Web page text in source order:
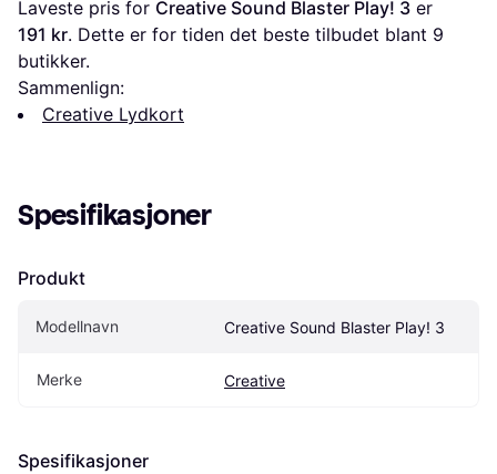
Laveste pris for Creative Sound Blaster Play! 3
191 kr. Dette er for tiden det beste tilbudet blant 9
butikker.
Sammenlign:
Creative Lydkort
Spesifikasjoner
Produkt
Modellnavn Creative Sound Blaster Play! 3
Merke Creative
Spesifikasjoner